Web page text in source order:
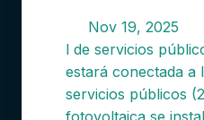
Nov 19, 2025
l de servicios
estará conectada a
servicios públicos
fotovoltaica se